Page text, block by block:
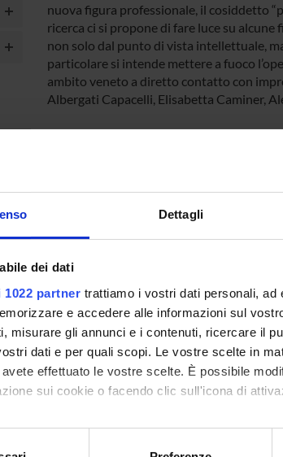
Dettagli
dei dati
1022 partner trattiamo i vostri dati personali, ad
e accedere alle informazioni sul
misurare gli annunci e i contenuti, ricercare il
dati e per quali scopi. Le vostre scelte in
effettuato le vostre scelte. È possibile
sui cookie o facendo clic sull'icona di
vorremmo anche:
informazioni sulla tua posizione
nuova figura professionale, il cosiddetto
ricerca ci si propone di fare luce su
non solo dal punto di vista intellettuale,
particolare si intende mettere a fuoco
ambito veneto a diretto contatto con
Albergati Capacelli, Elisabetta Caminer,
Discipline dello Spettacolo
Visual and performing arts, design, arts-
Arti e Geografie